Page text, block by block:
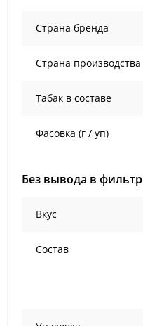
Страна бренда
Страна производства
Табак в составе
Фасовка (г / уп)
Без вывода в фильтр
Вкус
Состав